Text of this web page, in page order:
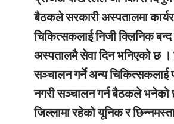
बैठकले सरकारी अस्पतालमा
चिकित्सकलाई निजी क्लिनिक बन्द
अस्पतालमै सेवा दिन भनिएको छ ।
सञ्‍चालन गर्ने अन्य चिकित्सकलाई
नगरी सञ्‍चालन गर्न बैठकले भनेको
जिल्लामा रहेको यूनिक र